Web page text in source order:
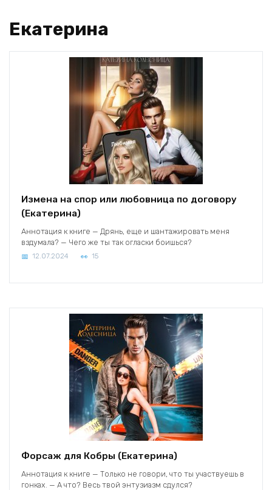
Екатерина
Измена на спор или любовница по договору
(Екатерина)
Аннотация к книге — Дрянь, еще и шантажировать меня
вздумала? — Чего же ты так огласки боишься?
12.07.2024 15
Форсаж для Кобры (Екатерина)
Аннотация к книге — Только не говори, что ты участвуешь в
гонках. — А что? Весь твой энтузиазм сдулся?